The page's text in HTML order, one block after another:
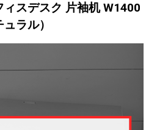
ィスデスク 片袖机 W1400
ラル）